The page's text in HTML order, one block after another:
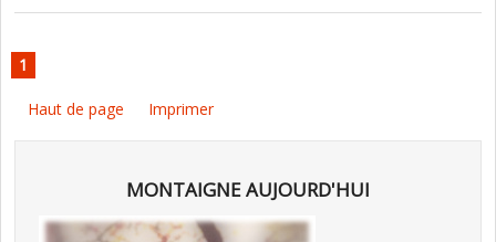
1
Haut de page Imprimer
MONTAIGNE AUJOURD'HUI